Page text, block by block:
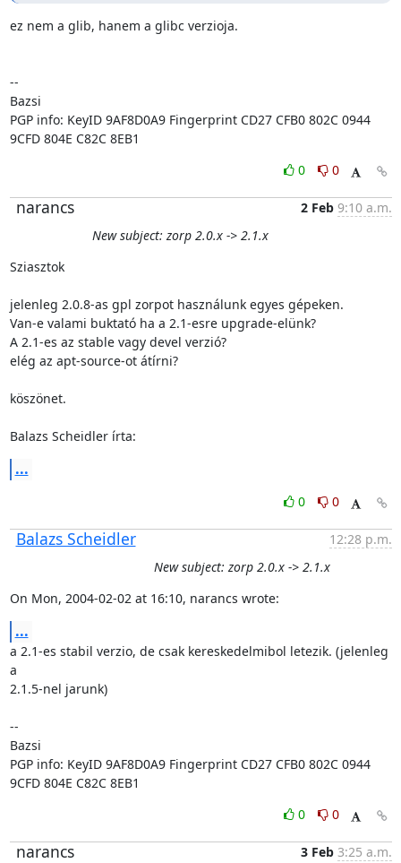
ez nem a glib, hanem a glibc verzioja.
--
Bazsi
PGP info: KeyID 9AF8D0A9 Fingerprint CD27 CFB0 802C 0944
9CFD 804E C82C 8EB1
0
0
narancs 2 Feb 9:10 a.m.
New subject: zorp 2.0.x -> 2.1.x
Sziasztok
jelenleg 2.0.8-as gpl zorpot használunk egyes gépeken.
Van-e valami buktató ha a 2.1-esre upgrade-elünk?
A 2.1-es az stable vagy devel verzió?
elég az apt-source-ot átírni?
köszönet.
Balazs Scheidler írta:
...
0 0
Balazs Scheidler
12:28 p.m.
New subject: zorp 2.0.x -> 2.1.x
On Mon, 2004-02-02 at 16:10, narancs wrote:
...
a 2.1-es stabil verzio, de csak kereskedelmibol letezik. (jelenleg
a
2.1.5-nel jarunk)
--
Bazsi
PGP info: KeyID 9AF8D0A9 Fingerprint CD27 CFB0 802C 0944
9CFD 804E C82C 8EB1
0
0
narancs 3 Feb 3:25 a.m.